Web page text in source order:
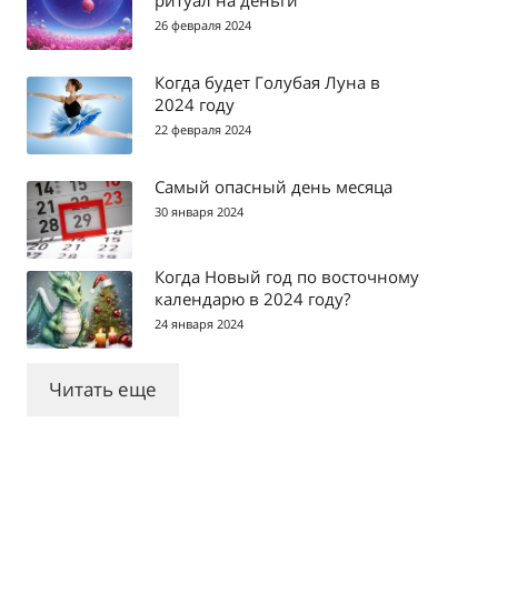
26 февраля 2024
Когда будет Голубая Луна в
2024 году
22 февраля 2024
Самый опасный день месяца
30 января 2024
Когда Новый год по восточному
календарю в 2024 году?
24 января 2024
Читать еще